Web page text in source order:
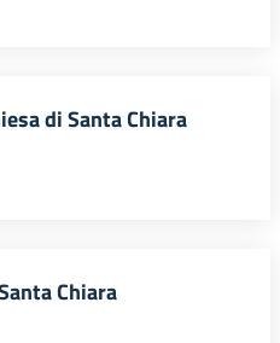
di Santa Chiara
Chiara